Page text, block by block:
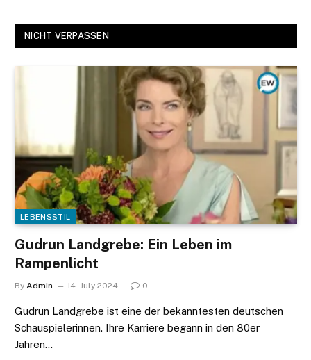
NICHT VERPASSEN
LEBENSSTIL
Gudrun Landgrebe: Ein Leben im
Rampenlicht
By Admin 14. July 2024 0
Gudrun Landgrebe ist eine der bekanntesten deutschen
Schauspielerinnen. Ihre Karriere begann in den 80er
Jahren…